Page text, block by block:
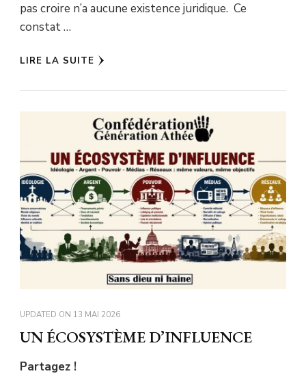
pas croire n’a aucune existence juridique. Ce
constat …
LIRE LA SUITE
UPDATED ON 13 MAI 2026
UN ÉCOSYSTÈME D’INFLUENCE
Partagez !